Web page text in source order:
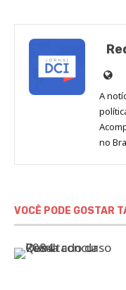
Site
de
A
no
VOCÊ PODE GOSTAR